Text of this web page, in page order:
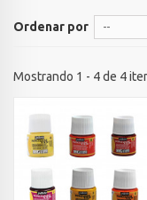
Ordenar por --
Mostrando 1 - 4 de 4